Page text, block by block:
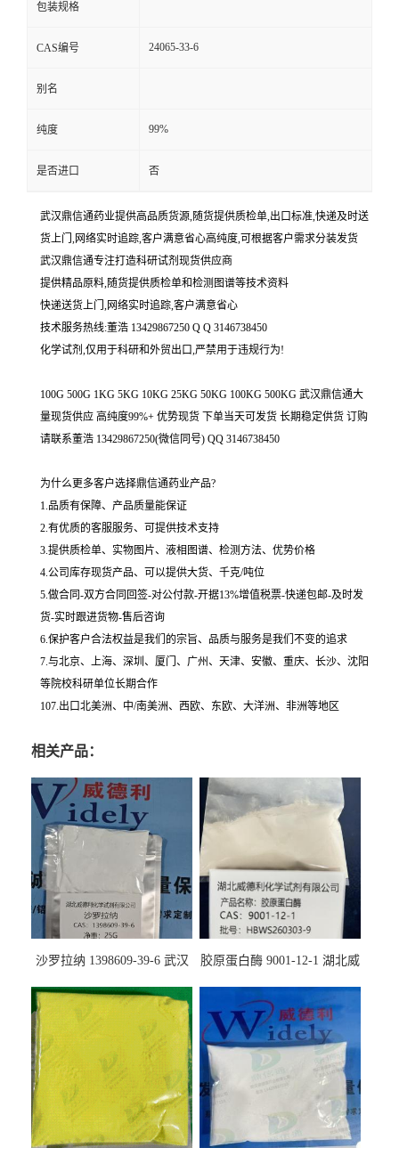
包装规格
CAS编号 24065-33-6
别名
纯度 99%
是否进口 否
武汉鼎信通药业提供高品质货源,随货提供质检单,出口标准,快递及时送
货上门,网络实时追踪,客户满意省心高纯度,可根据客户需求分装发货
武汉鼎信通专注打造科研试剂现货供应商
提供精品原料,随货提供质检单和检测图谱等技术资料
快递送货上门,网络实时追踪,客户满意省心
技术服务热线:董浩 13429867250 Q Q 3146738450
化学试剂,仅用于科研和外贸出口,严禁用于违规行为!
100G 500G 1KG 5KG 10KG 25KG 50KG 100KG 500KG 武汉鼎信通大
量现货供应 高纯度99%+ 优势现货 下单当天可发货 长期稳定供货 订购
请联系董浩 13429867250(微信同号) QQ 3146738450
为什么更多客户选择鼎信通药业产品?
1.品质有保障、产品质量能保证
2.有优质的客服服务、可提供技术支持
3.提供质检单、实物图片、液相图谱、检测方法、优势价格
4.公司库存现货产品、可以提供大货、千克/吨位
5.做合同-双方合同回签-对公付款-开据13%增值税票-快递包邮-及时发
货-实时跟进货物-售后咨询
6.保护客户合法权益是我们的宗旨、品质与服务是我们不变的追求
7.与北京、上海、深圳、厦门、广州、天津、安徽、重庆、长沙、沈阳
等院校科研单位长期合作
107.出口北美洲、中/南美洲、西欧、东欧、大洋洲、非洲等地区
相关产品：
沙罗拉纳 1398609-39-6 武汉
胶原蛋白酶 9001-12-1 湖北威